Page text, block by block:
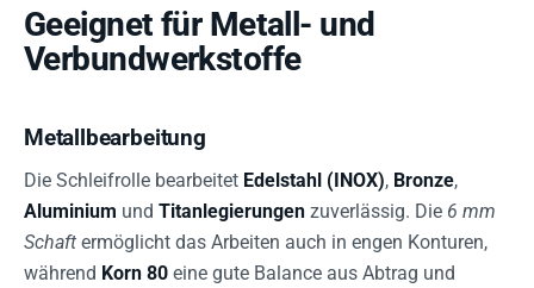
Geeignet für Metall- und
Verbundwerkstoffe
Metallbearbeitung
Die Schleifrolle bearbeitet Edelstahl (INOX), Bronze,
Aluminium und Titanlegierungen zuverlässig. Die 6 mm
Schaft ermöglicht das Arbeiten auch in engen Konturen,
während Korn 80 eine gute Balance aus Abtrag und